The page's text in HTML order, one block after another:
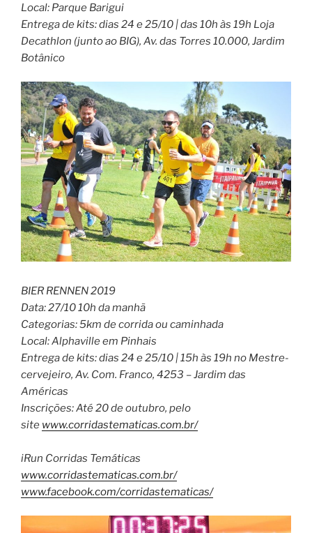
Local: Parque Barigui
Entrega de kits: dias 24 e 25/10 | das 10h às 19h Loja
Decathlon (junto ao BIG), Av. das Torres 10.000, Jardim
Botânico
BIER RENNEN 2019
Data: 27/10 10h da manhã
Categorias: 5km de corrida ou caminhada
Local: Alphaville em Pinhais
Entrega de kits: dias 24 e 25/10 | 15h às 19h no Mestre-
cervejeiro, Av. Com. Franco, 4253 – Jardim das
Américas
Inscrições: Até 20 de outubro, pelo
site www.corridastematicas.com.br/
iRun Corridas Temáticas
www.corridastematicas.com.br/
www.facebook.com/corridastematicas/